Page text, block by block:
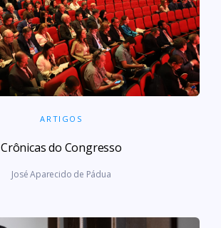
ARTIGOS
Crônicas do Congresso
José Aparecido de Pádua